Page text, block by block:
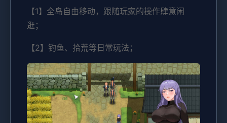
【1】全岛自由移动，跟随玩家的操作肆意闲
逛；
【2】钓鱼、拾荒等日常玩法；